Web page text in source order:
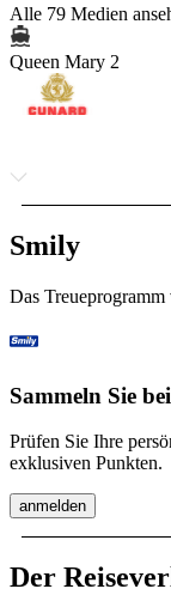
Alle 79 Medien
Queen Mary 2
Smily
Das
Sammeln Sie
Prüfen Sie Ihre
exklusiven Punkten.
anmelden
Der